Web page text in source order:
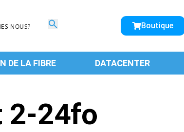
NOUS? Boutique
DE LA FIBRE DATACENTER
2-24fo